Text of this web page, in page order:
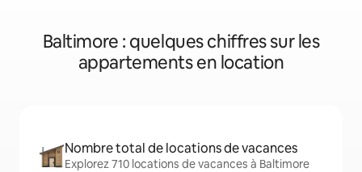
Baltimore : quelques chiffres sur les
appartements en location
Nombre total de locations de vacances
Explorez 710 locations de vacances à Baltimore